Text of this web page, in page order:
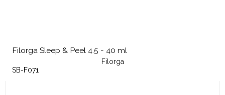
Filorga Sleep & Peel 4.5 - 40 ml
Filorga
SB-F071